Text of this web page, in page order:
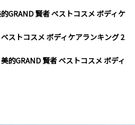
的GRAND 賢者 ベストコスメ ボディケ
ベストコスメ ボディケアランキング 2
的GRAND 賢者 ベストコスメ ボディ